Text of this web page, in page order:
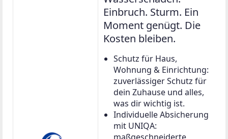
Einbruch. Sturm. Ein
Moment genügt. Die
Kosten bleiben.
Schutz für Haus,
Wohnung & Einrichtung:
zuverlässiger Schutz für
dein Zuhause und alles,
was dir wichtig ist.
Individuelle Absicherung
mit UNIQA:
maßgeschneiderte